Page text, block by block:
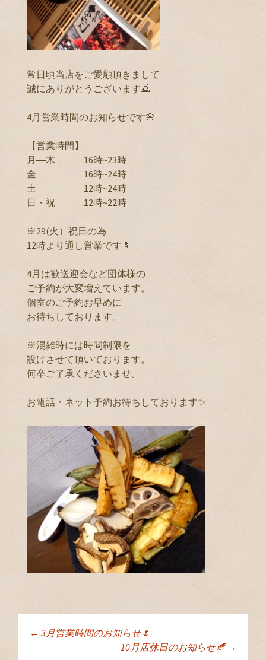
常日頃当店をご愛顧頂きまして
誠にありがとうございます🙇
4月営業時間のお知らせです🌸
【営業時間】
月―木 16時~23時
金 16時~24時
土 12時~24時
日・祝 12時~22時
※29(火）祝日の為
12時より通し営業です🍢
4月は歓送迎会など団体様の
ご予約が大変増えています。
個室のご予約お早めに
お待ちしております。
※混雑時には時間制限を
設けさせて頂いております。
何卒ご了承くださいませ。
お電話・ネット予約お待ちしております✨
投稿ナビゲーショ
← 3月営業時間のお知らせ🌷
10月店休日のお知らせ🍂 →